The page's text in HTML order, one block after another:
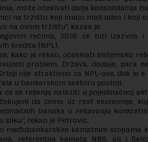
može očekivati dalja konsolidacija
na tržištu koji imaju mali udeo i koji
na ovom tržištu”, kazao je.
rečima, 2016. će biti izazvna
kredita (NPL).
kako je rekao, očekivati sistemsko
problem. Država, dodaje, para
nije atraktivno za NPL-ove, dok je
u bankarskom sektoru postoji.
će se rešenja nalaziti u pojedinačnoj
da ćemo uz rast ekonomije,
banaka u rešavanju
sliku”, rekao je Petrović.
međubankarskim kamatnim stopama
referentna kamata NBS, ali i